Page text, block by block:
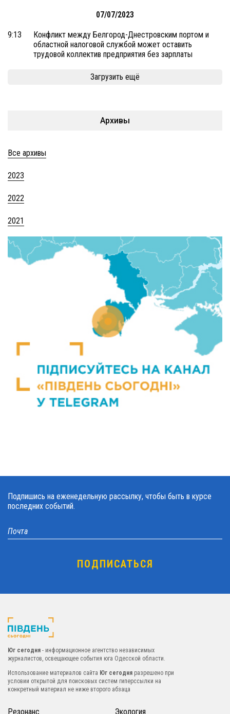
07/07/2023
9:13
Конфликт между Белгород-Днестровским портом и
областной налоговой службой может оставить
трудовой коллектив предприятия без зарплаты
Загрузить ещё
Архивы
Все архивы
2023
2022
2021
Подпишись на еженедельную рассылку, чтобы быть в курсе
последних событий.
Юг сегодня - информационное агентство независимых
журналистов, освещающее события юга Одесской области.
Использование материалов сайта Юг сегодня разрешено при
условии открытой для поисковых систем гиперссылки на
конкретный материал не ниже второго абзаца
Резонанс Экология